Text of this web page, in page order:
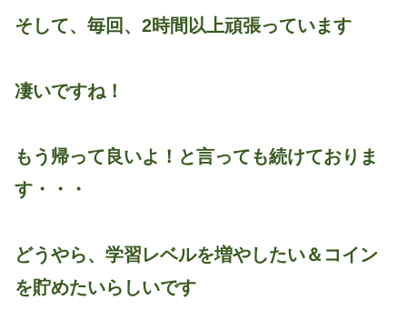
そして、毎回、2時間以上頑張っています
凄いですね！
もう帰って良いよ！と言っても続けておりま
す・・・
どうやら、学習レベルを増やしたい＆コイン
を貯めたいらしいです